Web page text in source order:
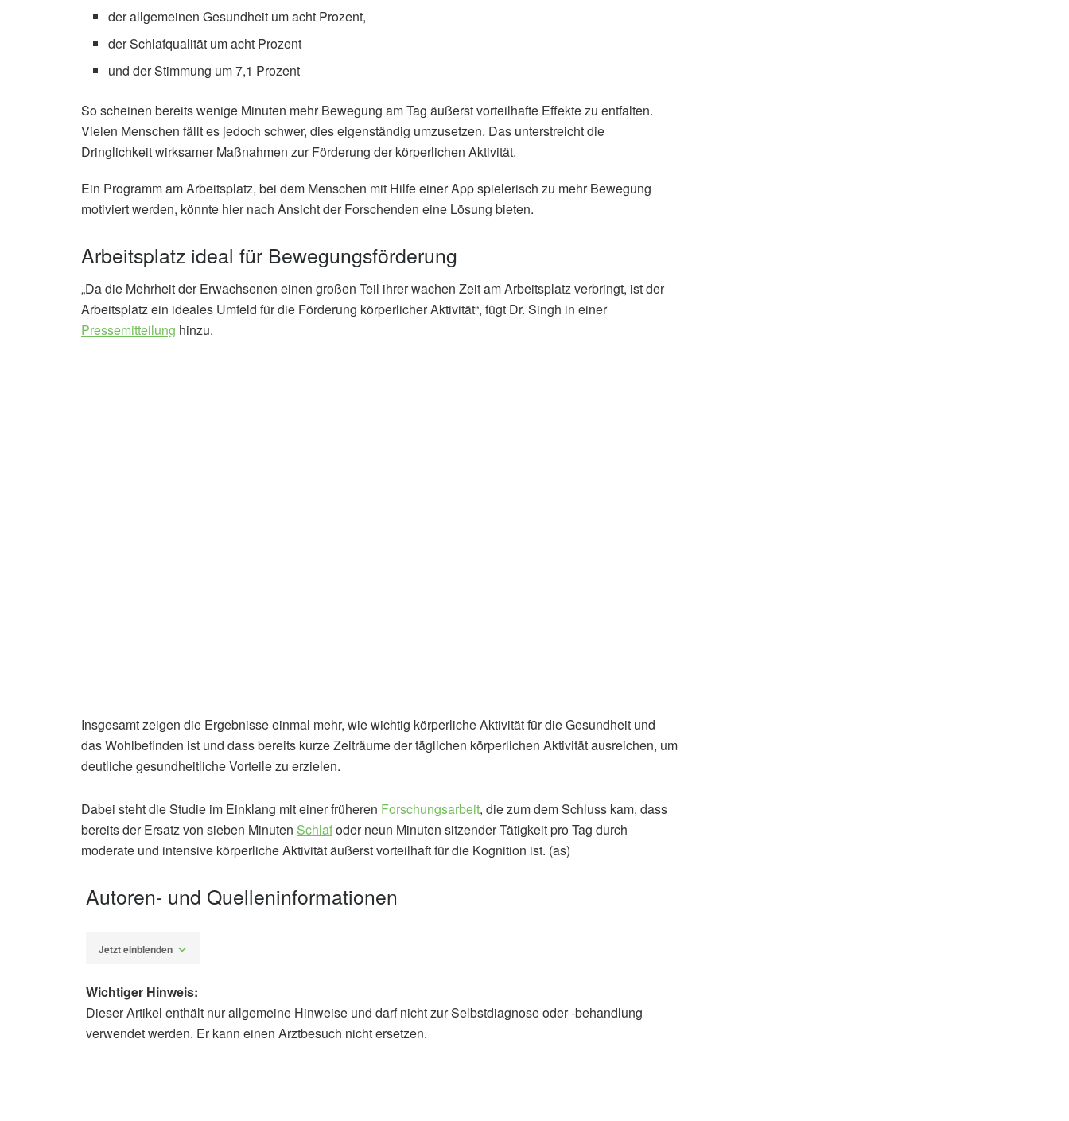
der allgemeinen Gesundheit um acht Prozent,
der Schlafqualität um acht Prozent
und der Stimmung um 7,1 Prozent
So scheinen bereits wenige Minuten mehr Bewegung am Tag äußerst vorteilhafte Effekte zu entfalten.
Vielen Menschen fällt es jedoch schwer, dies eigenständig umzusetzen. Das unterstreicht die
Dringlichkeit wirksamer Maßnahmen zur Förderung der körperlichen Aktivität.
Ein Programm am Arbeitsplatz, bei dem Menschen mit Hilfe einer App spielerisch zu mehr Bewegung
motiviert werden, könnte hier nach Ansicht der Forschenden eine Lösung bieten.
Arbeitsplatz ideal für Bewegungsförderung
„Da die Mehrheit der Erwachsenen einen großen Teil ihrer wachen Zeit am Arbeitsplatz verbringt, ist der
Arbeitsplatz ein ideales Umfeld für die Förderung körperlicher Aktivität“, fügt Dr. Singh in einer
Pressemitteilung hinzu.
Insgesamt zeigen die Ergebnisse einmal mehr, wie wichtig körperliche Aktivität für die Gesundheit und
das Wohlbefinden ist und dass bereits kurze Zeiträume der täglichen körperlichen Aktivität ausreichen, um
deutliche gesundheitliche Vorteile zu erzielen.
Dabei steht die Studie im Einklang mit einer früheren Forschungsarbeit, die zum dem Schluss kam, dass
bereits der Ersatz von sieben Minuten Schlafoder neun Minuten sitzender Tätigkeit pro Tag durch
moderate und intensive körperliche Aktivität äußerst vorteilhaft für die Kognition ist. (as)
Autoren- und Quelleninformationen
Jetzt einblenden
Alexander Stindt
Wichtiger Hinweis:
Dieser Artikel enthält nur allgemeine Hinweise und darf nicht zur Selbstdiagnose oder -behandlung
verwendet werden. Er kann einen Arztbesuch nicht ersetzen.